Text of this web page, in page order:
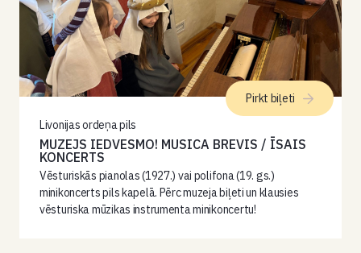
Livonijas ordeņa pils
MUZEJS IEDVESMO! MUSICA BREVIS / ĪSAIS
KONCERTS
Vēsturiskās pianolas (1927.) vai polifona (19. gs.)
minikoncerts pils kapelā. Pērc muzeja biļeti un klausies
vēsturiska mūzikas instrumenta minikoncertu!
Pirkt biļeti